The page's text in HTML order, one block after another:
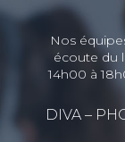
Nos
écoute du
14h00 à
DIVA –